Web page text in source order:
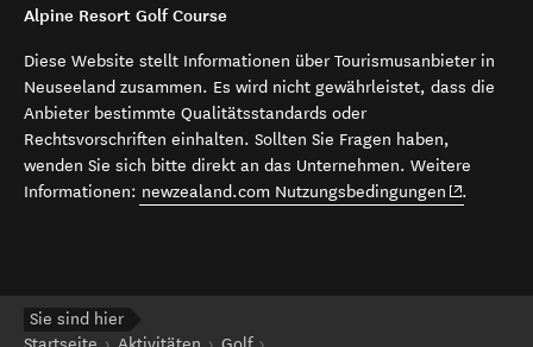
Alpine Resort Golf Course
Diese Website stellt Informationen über Tourismusanbieter in
Neuseeland zusammen. Es wird nicht gewährleistet, dass die
Anbieter bestimmte Qualitätsstandards oder
Rechtsvorschriften einhalten. Sollten Sie Fragen haben,
wenden Sie sich bitte direkt an das Unternehmen. Weitere
Informationen: newzealand.com Nutzungsbedingungen (opens in
.
Sie sind hier